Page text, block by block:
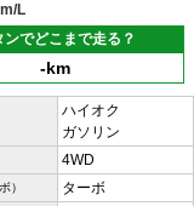
L
ンでどこまで走る？
-km
ハイオク
ガソリン
4WD
） ターボ